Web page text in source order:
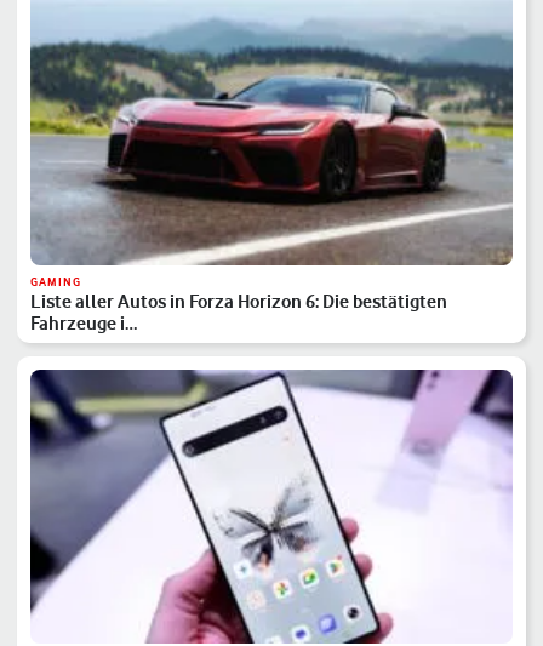
GAMING
Liste aller Autos in Forza Horizon 6: Die bestätigten
Fahrzeuge i…